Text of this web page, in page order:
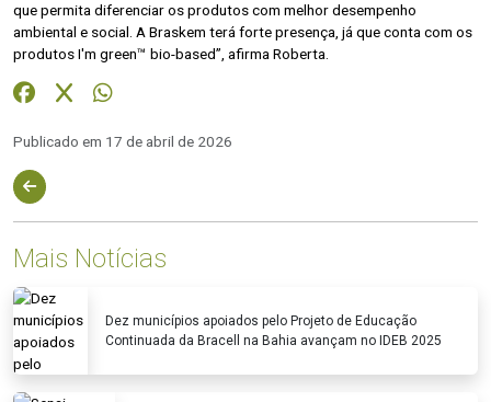
que permita diferenciar os produtos com melhor desempenho
ambiental e social. A Braskem terá forte presença, já que conta com os
produtos I'm green™ bio-based”, afirma Roberta.
Publicado em 17 de abril de 2026
Mais Notícias
Dez municípios apoiados pelo Projeto de Educação
Continuada da Bracell na Bahia avançam no IDEB 2025